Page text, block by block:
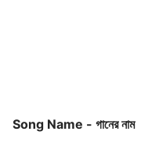
Song Name - গানের নাম